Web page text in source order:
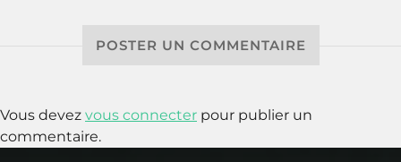
POSTER UN COMMENTAIRE
Vous devez vous connecter pour publier un
commentaire.